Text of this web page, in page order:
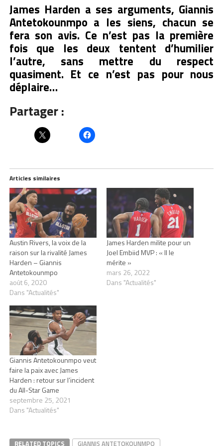
James Harden a ses arguments, Giannis
Antetokounmpo a les siens, chacun se
fera son avis. Ce n’est pas la première
fois que les deux tentent d’humilier
l’autre, sans mettre du respect
quasiment. Et ce n’est pas pour nous
déplaire…
Partager :
Articles similaires
Austin Rivers, la voix de la
raison sur la rivalité James
Harden – Giannis
Antetokounmpo
août 6, 2020
Dans "Actualités"
James Harden milite pour un
Joel Embiid MVP : « Il le
mérite »
mars 26, 2022
Dans "Actualités"
Giannis Antetokounmpo veut
faire la paix avec James
Harden : retour sur l’incident
du All-Star Game
septembre 25, 2021
Dans "Actualités"
RELATED TOPICS GIANNIS ANTETOKOUNMPO